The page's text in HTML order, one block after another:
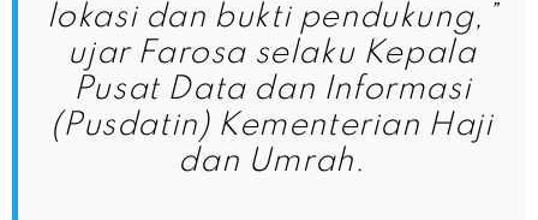
lokasi dan bukti pendukung,”
ujar Farosa selaku Kepala
Pusat Data dan Informasi
(Pusdatin) Kementerian Haji
dan Umrah.